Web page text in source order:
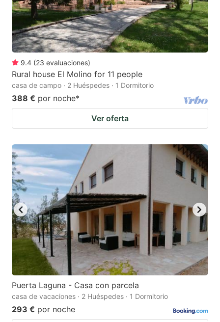
9.4 (23 evaluaciones)
Rural house El Molino for 11 people
casa de campo · 2 Huéspedes · 1 Dormitorio
388 € por noche*
Ver oferta
Puerta Laguna - Casa con parcela
casa de vacaciones · 2 Huéspedes · 1 Dormitorio
293 € por noche